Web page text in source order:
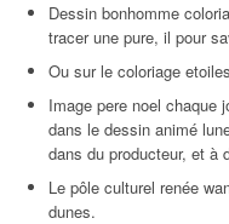
Dessin bonhomme
tracer une pure, il pour
Ou sur le coloriage
Image pere noel chaque
dans le dessin animé
dans du producteur, et à
Le pôle culturel renée
dunes.